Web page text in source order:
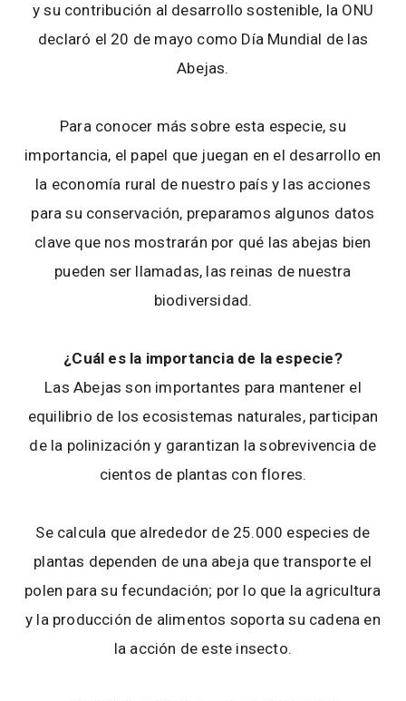
y su contribución al desarrollo sostenible, la ONU
declaró el 20 de mayo como Día Mundial de las
Abejas.
Para conocer más sobre esta especie, su
importancia, el papel que juegan en el desarrollo en
la economía rural de nuestro país y las acciones
para su conservación, preparamos algunos datos
clave que nos mostrarán por qué las abejas bien
pueden ser llamadas, las reinas de nuestra
biodiversidad.
¿Cuál es la importancia de la especie?
Las Abejas son importantes para mantener el
equilibrio de los ecosistemas naturales, participan
de la polinización y garantizan la sobrevivencia de
cientos de plantas con flores.
Se calcula que alrededor de 25.000 especies de
plantas dependen de una abeja que transporte el
polen para su fecundación; por lo que la agricultura
y la producción de alimentos soporta su cadena en
la acción de este insecto.